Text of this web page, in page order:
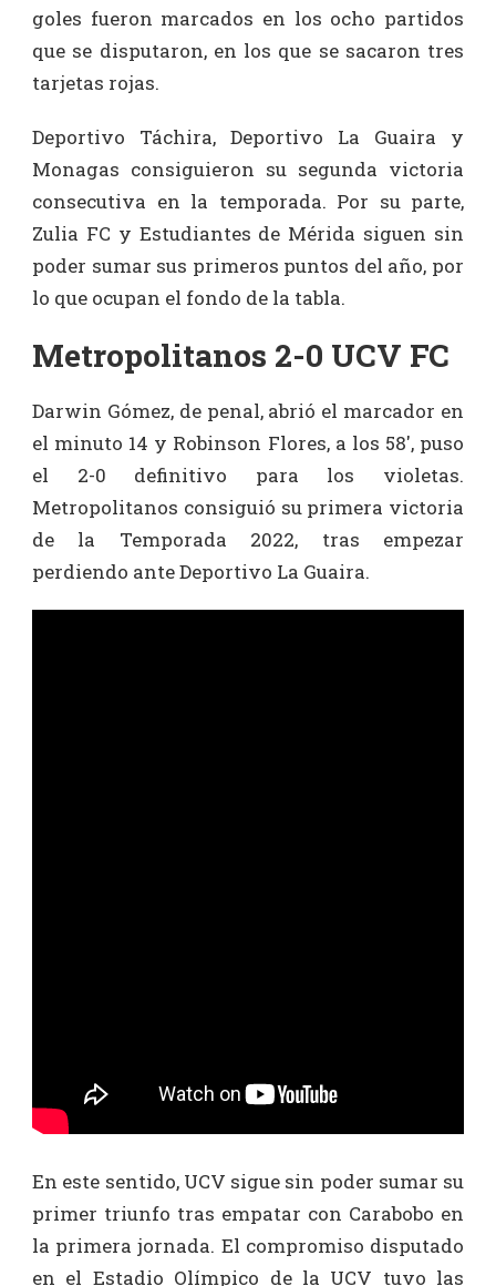
goles fueron marcados en los ocho partidos
que se disputaron, en los que se sacaron tres
tarjetas rojas.
Deportivo Táchira, Deportivo La Guaira y
Monagas consiguieron su segunda victoria
consecutiva en la temporada. Por su parte,
Zulia FC y Estudiantes de Mérida siguen sin
poder sumar sus primeros puntos del año, por
lo que ocupan el fondo de la tabla.
Metropolitanos 2-0 UCV FC
Darwin Gómez, de penal, abrió el marcador en
el minuto 14 y Robinson Flores, a los 58′, puso
el 2-0 definitivo para los violetas.
Metropolitanos consiguió su primera victoria
de la Temporada 2022, tras empezar
perdiendo ante Deportivo La Guaira.
En este sentido, UCV sigue sin poder sumar su
primer triunfo tras empatar con Carabobo en
la primera jornada. El compromiso disputado
en el Estadio Olímpico de la UCV tuvo las